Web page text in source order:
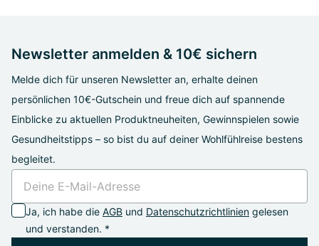
Newsletter anmelden & 10€ sichern
Melde dich für unseren Newsletter an, erhalte deinen
persönlichen 10€-Gutschein und freue dich auf spannende
Einblicke zu aktuellen Produktneuheiten, Gewinnspielen sowie
Gesundheitstipps – so bist du auf deiner Wohlfühlreise bestens
begleitet.
Ja, ich habe die AGB und Datenschutzrichtlinien gelesen
und verstanden. *